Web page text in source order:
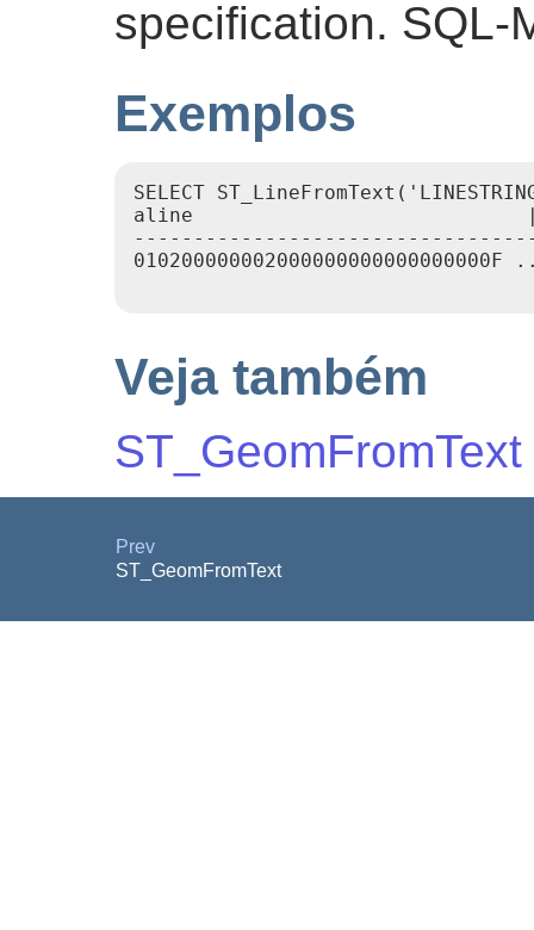
specification. SQL-
Exemplos
SELECT
aline                            |
Veja também
ST_GeomFromText
Prev
ST_GeomFromText